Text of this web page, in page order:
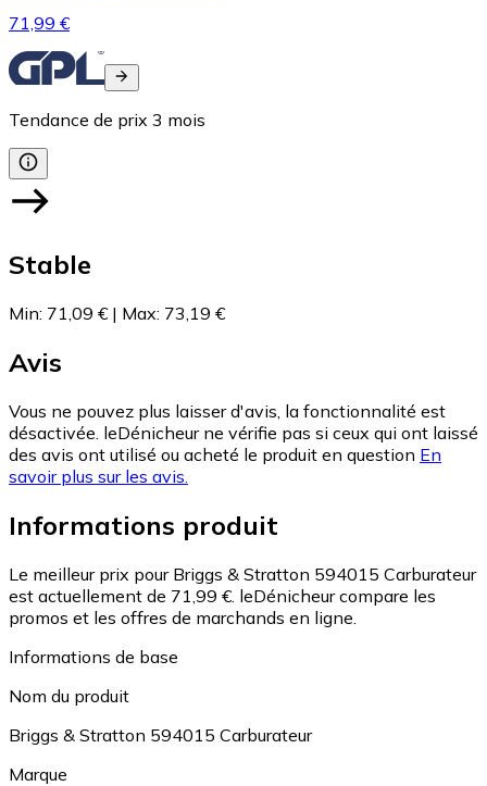
71,99 €
Tendance de prix 3 mois
Stable
Min: 71,09 € | Max: 73,19 €
Avis
Vous ne pouvez plus laisser d'avis, la fonctionnalité est
désactivée. leDénicheur ne vérifie pas si ceux qui ont laissé
des avis ont utilisé ou acheté le produit en question En
savoir plus sur les avis.
Informations produit
Le meilleur prix pour Briggs & Stratton 594015 Carburateur
est actuellement de 71,99 €. leDénicheur compare les
promos et les offres de marchands en ligne.
Informations de base
Nom du produit
Briggs & Stratton 594015 Carburateur
Marque